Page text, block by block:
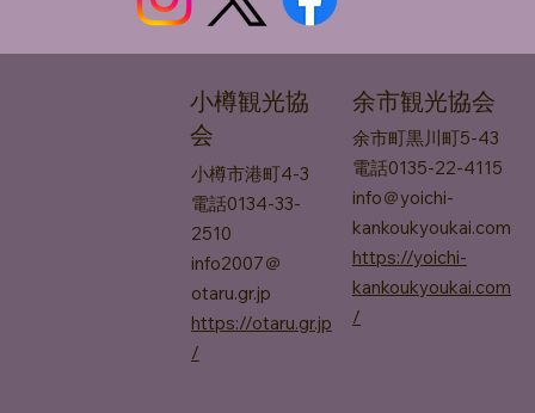
小樽観光協
会
小樽市港町4-3
電話0134-33-
2510
info2007＠
otaru.gr.jp
https://otaru.gr.jp
/
余市観光協会
余市町黒川町​5-43
電話0135-22-4115
info＠yoichi-
kankoukyoukai.com
https://yoichi-
kankoukyoukai.com
/